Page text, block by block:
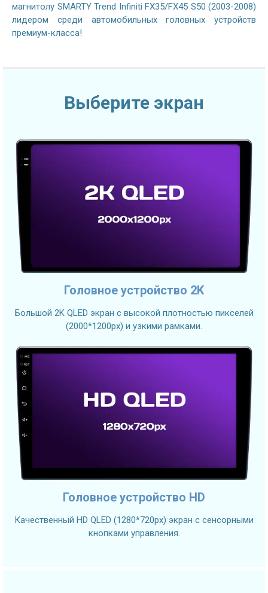
магнитолу SMARTY Trend Infiniti FX35/FX45 S50 (2003-2008)
лидером среди автомобильных головных устройств
премиум-класса!
Выберите экран
Головное устройство 2K
Большой 2K QLED экран с высокой плотностью пикселей
(2000*1200px) и узкими рамками.
Головное устройство HD
Качественный HD QLED (1280*720px) экран с сенсорными
кнопками управления.